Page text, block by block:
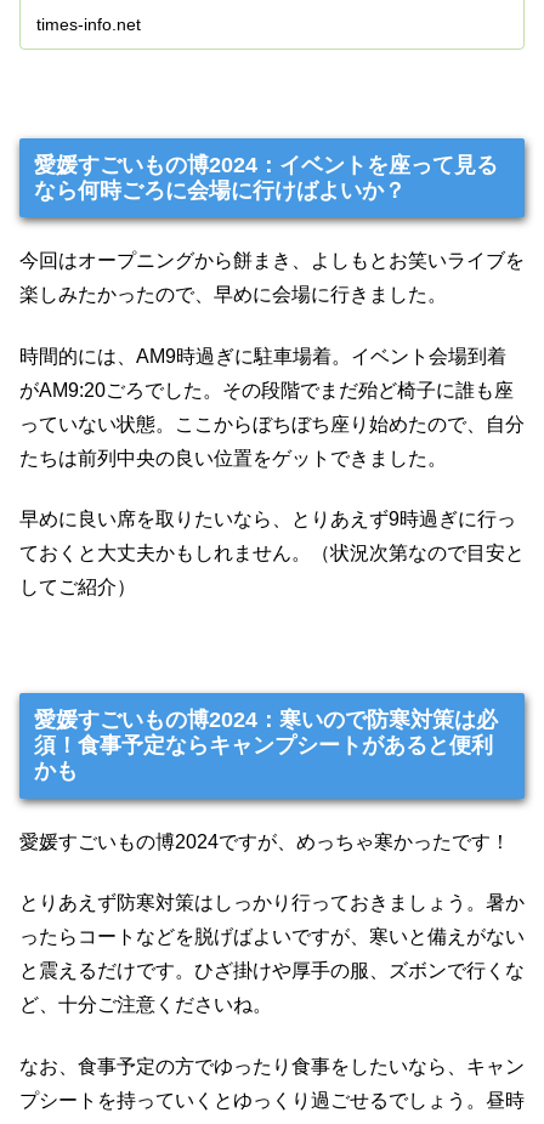
times-info.net
愛媛すごいもの博2024：イベントを座って見る
なら何時ごろに会場に行けばよいか？
今回はオープニングから餅まき、よしもとお笑いライブを
楽しみたかったので、早めに会場に行きました。
時間的には、AM9時過ぎに駐車場着。イベント会場到着
がAM9:20ごろでした。その段階でまだ殆ど椅子に誰も座
っていない状態。ここからぼちぼち座り始めたので、自分
たちは前列中央の良い位置をゲットできました。
早めに良い席を取りたいなら、とりあえず9時過ぎに行っ
ておくと大丈夫かもしれません。（状況次第なので目安と
してご紹介）
愛媛すごいもの博2024：寒いので防寒対策は必
須！食事予定ならキャンプシートがあると便利
かも
愛媛すごいもの博2024ですが、めっちゃ寒かったです！
とりあえず防寒対策はしっかり行っておきましょう。暑か
ったらコートなどを脱げばよいですが、寒いと備えがない
と震えるだけです。ひざ掛けや厚手の服、ズボンで行くな
ど、十分ご注意くださいね。
なお、食事予定の方でゆったり食事をしたいなら、キャン
プシートを持っていくとゆっくり過ごせるでしょう。昼時